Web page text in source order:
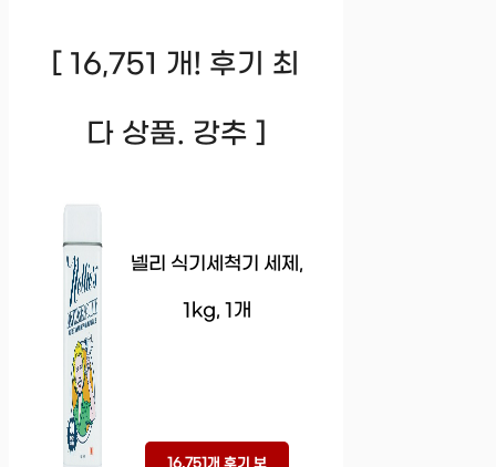
[ 16,751 개! 후기 최
다 상품. 강추 ]
넬리 식기세척기 세제,
1kg, 1개
16,751개 후기 보